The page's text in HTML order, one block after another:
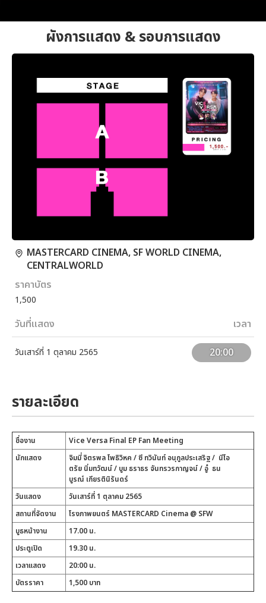
ผังการแสดง & รอบการแสดง
MASTERCARD CINEMA, SF WORLD CINEMA,
CENTRALWORLD
ราคาบัตร
1,500
วันที่แสดง เวลา
วันเสาร์ที่ 1 ตุลาคม 2565 20:00
รายละเอียด
ชื่องาน
Vice Versa Final EP Fan Meeting
นักแสดง
จิมมี่ จิตรพลโพธิวิหค / ซี ทวินันท์ อนุกูลประเสริฐ / นีโอ
ตรัย นิ่มทวัฒน์ / บูม ธราธร จันทรวรกาญจน์ / อู๋ ธน
บูรณ์ เกียรตินิรันดร์
วันแสดง
วันเสาร์ที่ 1 ตุลาคม 2565
สถานที่จัดงาน
โรงภาพยนตร์ MASTERCARD Cinema @ SFW
บูธหน้างาน
17.00 น.
ประตูเปิด
19.30 น.
เวลาแสดง
20:00 น.
บัตรราคา
1,500 บาท